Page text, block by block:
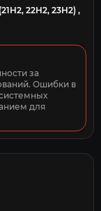
22H2, 23H2) ,
за
Ошибки в
для